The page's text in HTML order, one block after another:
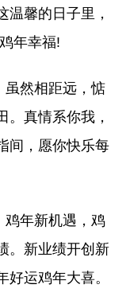
温馨的日子里，
年幸福!
虽然相距远，惦
。真情系你我，
间，愿你快乐每
鸡年新机遇，鸡
。新业绩开创新
运鸡年大喜。